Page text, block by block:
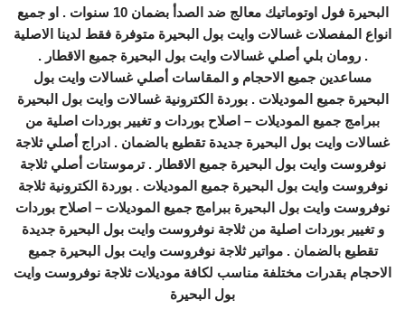
البحيرة فول اوتوماتيك معالج ضد الصدأ بضمان 10 سنوات . او جميع
انواع المفصلات غسالات وايت بول البحيرة متوفرة فقط لدينا الاصلية
. رومان بلي أصلي غسالات وايت بول البحيرة جميع الاقطار .
مساعدين جميع الاحجام و المقاسات أصلي غسالات وايت بول
البحيرة جميع الموديلات . بوردة الكترونية غسالات وايت بول البحيرة
ببرامج جميع الموديلات – اصلاح بوردات و تغيير بوردات اصلية من
غسالات وايت بول البحيرة جديدة تقطيع بالضمان . ادراج أصلي ثلاجة
نوفروست وايت بول البحيرة جميع الاقطار . ترموستات أصلي ثلاجة
نوفروست وايت بول البحيرة جميع الموديلات . بوردة الكترونية ثلاجة
نوفروست وايت بول البحيرة ببرامج جميع الموديلات – اصلاح بوردات
و تغيير بوردات اصلية من ثلاجة نوفروست وايت بول البحيرة جديدة
تقطيع بالضمان . مواتير ثلاجة نوفروست وايت بول البحيرة جميع
الاحجام بقدرات مختلفة مناسب لكافة موديلات ثلاجة نوفروست وايت
بول البحيرة